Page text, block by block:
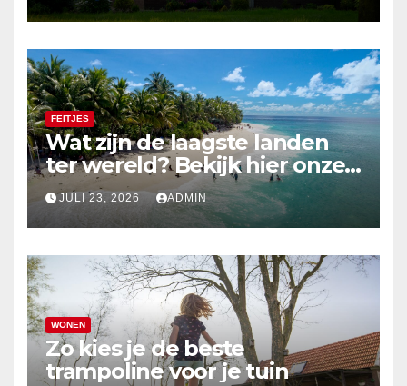
FEITJES
Wat zijn de laagste landen
ter wereld? Bekijk hier onze
top 10
JULI 23, 2026 ADMIN
WONEN
Zo kies je de beste
trampoline voor je tuin